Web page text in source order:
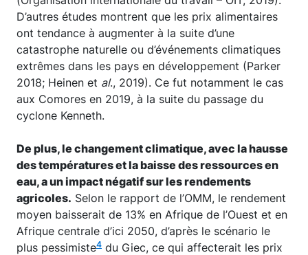
D’autres études montrent que les prix alimentaires
ont tendance à augmenter à la suite d’une
catastrophe naturelle ou d’événements climatiques
extrêmes dans les pays en développement (Parker
2018; Heinen et al., 2019). Ce fut notamment le cas
aux Comores en 2019, à la suite du passage du
cyclone Kenneth.
De plus, le changement climatique, avec la hausse
des températures et la baisse des ressources en
eau, a un impact négatif sur les rendements
agricoles. Selon le rapport de l’OMM, le rendement
moyen baisserait de 13% en Afrique de l’Ouest et en
Afrique centrale d’ici 2050, d’après le scénario le
plus pessimiste4 du Giec, ce qui affecterait les prix